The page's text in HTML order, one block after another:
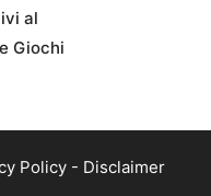
al
Giochi
Policy - Disclaimer